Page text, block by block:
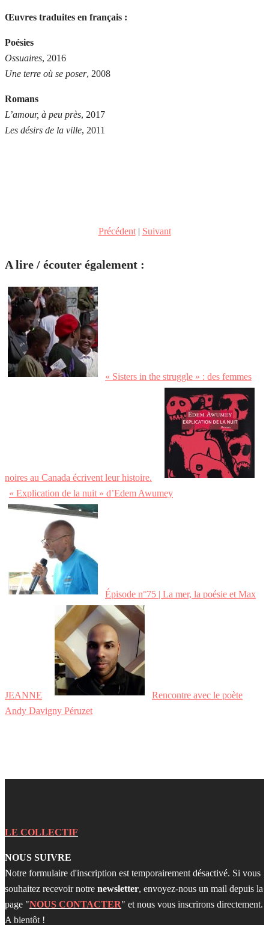
Œuvres traduites en français :
Poésies
Ossuaires, 2016
Une terre où se poser, 2008
Romans
L’amour, à peu près, 2017
Les désirs de la ville, 2011
Précédent| Suivant
A lire / écouter également :
« Sisters in the struggle » : des femmes
noires au Canada écrivent leur histoire.
« Explication de la nuit » d’Edem Awumey
Épisode n°75 | La mer, la poésie et Max
JEANNE
Rencontre avec le poète
Andy Davigny Péruzet
LE COLLECTIF
NOUS SUIVRE
Notre formulaire d'inscription est temporairement désactivé. Si vous
souhaitez recevoir notre newsletter, envoyez-nous un mail depuis la
page "NOUS CONTACTER" et nous vous inscrirons directement.
A bientôt !